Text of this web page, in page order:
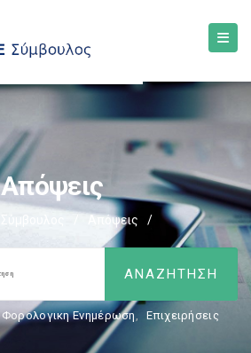
Aπόψεις
Σύμβουλος Aπόψεις /
Φορολογικη Ενημέρωση, Επιχειρήσεις